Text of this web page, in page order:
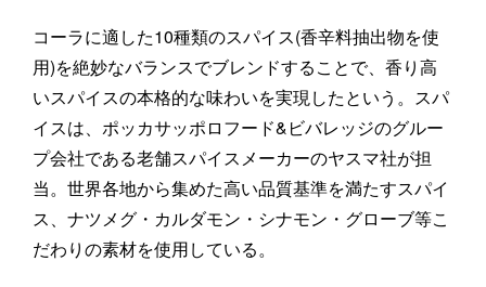
コーラに適した10種類のスパイス(香辛料抽出物を使
用)を絶妙なバランスでブレンドすることで、香り高
いスパイスの本格的な味わいを実現したという。スパ
イスは、ポッカサッポロフード&ビバレッジのグルー
プ会社である老舗スパイスメーカーのヤスマ社が担
当。世界各地から集めた高い品質基準を満たすスパイ
ス、ナツメグ・カルダモン・シナモン・グローブ等こ
だわりの素材を使用している。